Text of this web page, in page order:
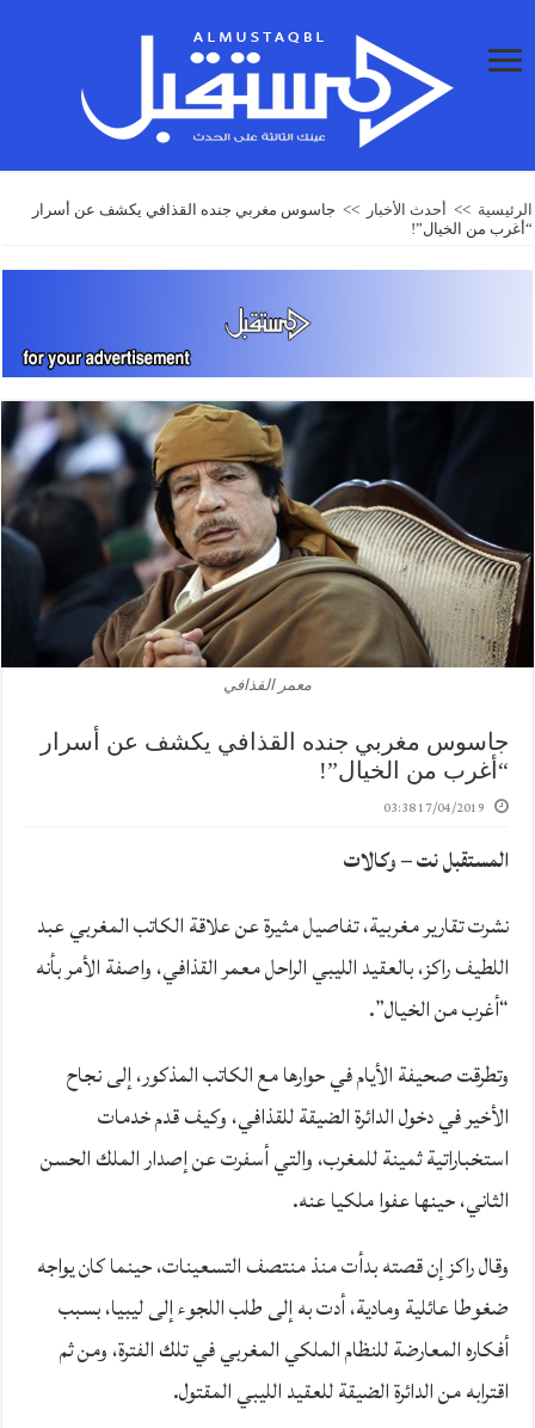
الرئيسية >> أحدث الأخبار >> جاسوس مغربي جنده القذافي يكشف عن أسرار
“أغرب من الخيال”!
معمر القذافي
جاسوس مغربي جنده القذافي يكشف عن أسرار
“أغرب من الخيال”!
17/04/2019 03:38
المستقبل نت – وكالات
نشرت تقارير مغربية، تفاصيل مثيرة عن علاقة الكاتب المغربي عبد
اللطيف راكز، بالعقيد الليبي الراحل معمر القذافي، واصفة الأمر بأنه
“أغرب من الخيال”.
وتطرقت صحيفة الأيام في حوارها مع الكاتب المذكور، إلى نجاح
الأخير في دخول الدائرة الضيقة للقذافي، وكيف قدم خدمات
استخباراتية ثمينة للمغرب، والتي أسفرت عن إصدار الملك الحسن
الثاني، حينها عفوا ملكيا عنه.
وقال راكز إن قصته بدأت منذ منتصف التسعينات، حينما كان يواجه
ضغوطا عائلية ومادية، أدت به إلى طلب اللجوء إلى ليبيا، بسبب
أفكاره المعارضة للنظام الملكي المغربي في تلك الفترة، ومن ثم
اقترابه من الدائرة الضيقة للعقيد الليبي المقتول.